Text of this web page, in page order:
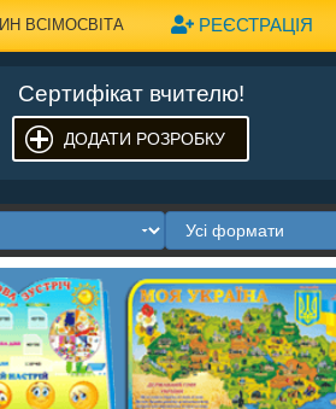
РЕЄСТРАЦІЯ
ВСІМОСВІТА
Сертифікат вчителю!
ДОДАТИ РОЗРОБКУ